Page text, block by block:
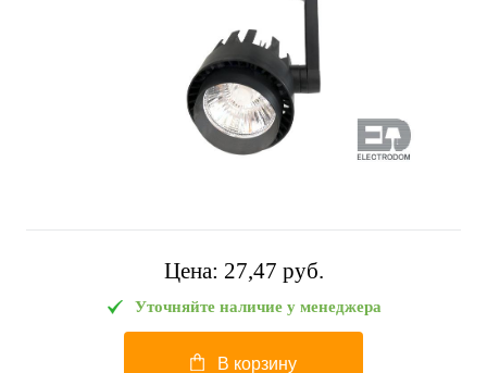
Цена: 27,47 pуб.
Уточняйте наличие у менеджера
В корзину